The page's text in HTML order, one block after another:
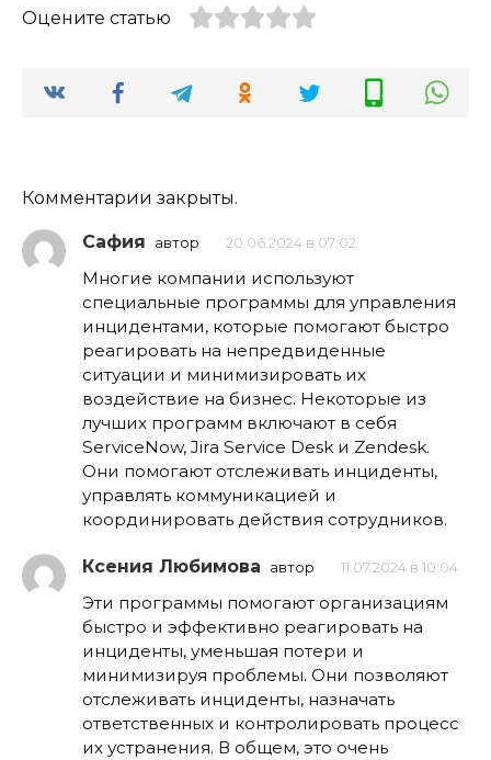
Оцените статью
Комментарии закрыты.
Сафия автор 20.06.2024 в 07:02
Многие компании используют
специальные программы для управления
инцидентами, которые помогают быстро
реагировать на непредвиденные
ситуации и минимизировать их
воздействие на бизнес. Некоторые из
лучших программ включают в себя
ServiceNow, Jira Service Desk и Zendesk.
Они помогают отслеживать инциденты,
управлять коммуникацией и
координировать действия сотрудников.
Ксения Любимова автор 11.07.2024 в 10:04
Эти программы помогают организациям
быстро и эффективно реагировать на
инциденты, уменьшая потери и
минимизируя проблемы. Они позволяют
отслеживать инциденты, назначать
ответственных и контролировать процесс
их устранения. В общем, это очень